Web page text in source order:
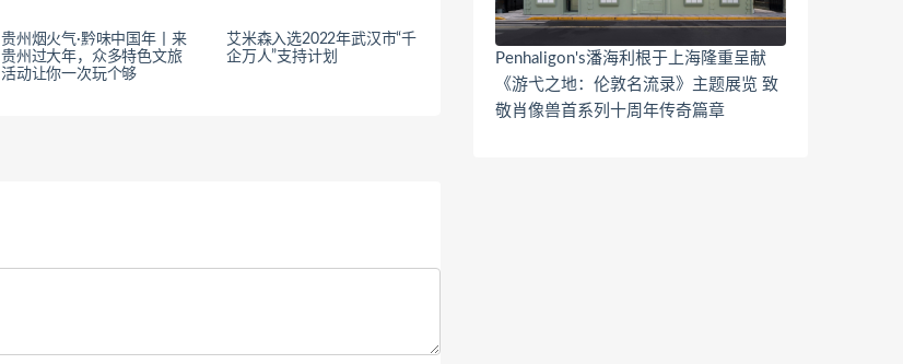
贵州烟火气·黔味中国年丨来
贵州过大年，众多特色文旅
活动让你一次玩个够
艾米森入选2022年武汉市“千
企万人”支持计划
Penhaligon's潘海利根于上海隆重呈献
《游弋之地：伦敦名流录》主题展览 致
敬肖像兽首系列十周年传奇篇章